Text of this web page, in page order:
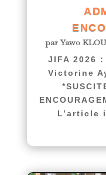
parYawo
JIFA 2026 :
Victorine
L’article